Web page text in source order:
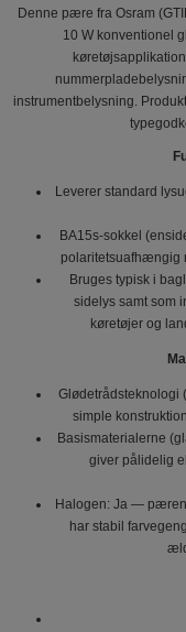
Denne pære fra Osram
10 W konventionel
instrumentbelysning.
Leverer standard
BA15s-sokkel
polaritetsuafhængig
Bruges typisk i
sidelys samt som
køretøjer og
Glødetrådsteknologi
simple
Basismaterialerne
giver pålidelig
Halogen: Ja — pæren
har stabil